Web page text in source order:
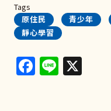
Tags
原住民
青少年
靜心學習
Facebook
Line